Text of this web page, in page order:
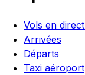
Vols en
Arrivées
Départs
Taxi aéroport